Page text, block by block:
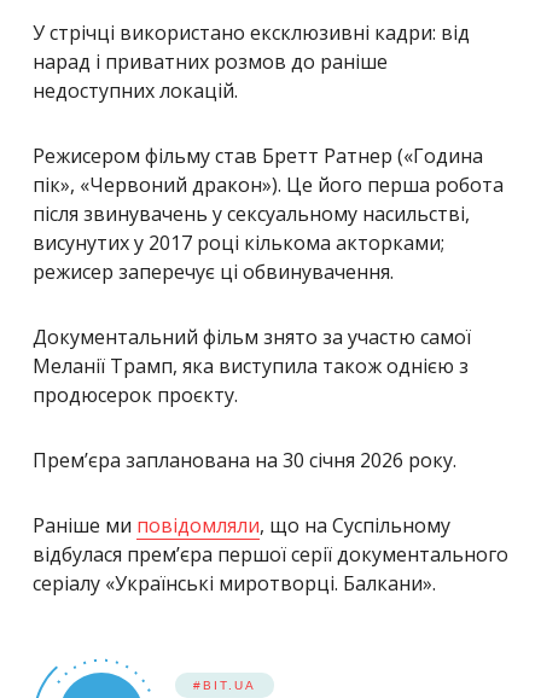
У стрічці використано ексклюзивні кадри: від
нарад і приватних розмов до раніше
недоступних локацій.
Режисером фільму став Бретт Ратнер («Година
пік», «Червоний дракон»). Це його перша робота
після звинувачень у сексуальному насильстві,
висунутих у 2017 році кількома акторками;
режисер заперечує ці обвинувачення.
Документальний фільм знято за участю самої
Меланії Трамп, яка виступила також однією з
продюсерок проєкту.
Прем’єра запланована на 30 січня 2026 року.
Раніше ми повідомляли, що на Суспільному
відбулася прем’єра першої серії документального
серіалу «Українські миротворці. Балкани».
#BIT.UA